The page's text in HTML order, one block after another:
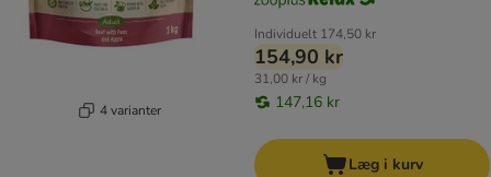
4 varianter
Individuelt 174,50 kr
154,90 kr
31,00 kr / kg
147,16 kr
Læg i kurv